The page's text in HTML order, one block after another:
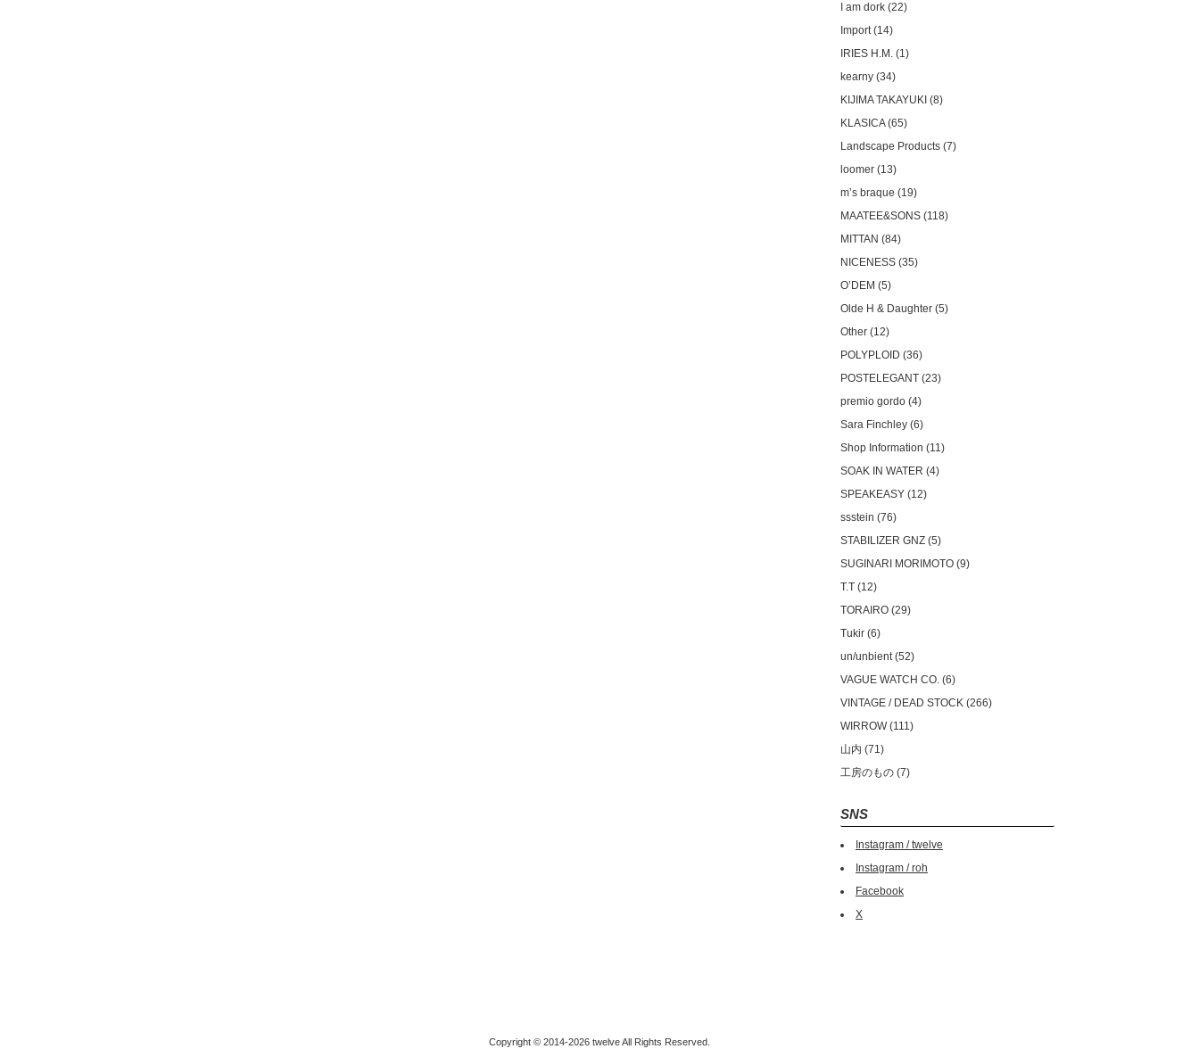
I am dork 22
Import 14
IRIES H.M. 1
kearny 34
KIJIMA TAKAYUKI
8
KLASICA 65
Landscape Products 7
loomer 13
m’s braque
19
MAATEE&SONS 118
MITTAN
84
NICENESS 35
O’DEM
5
Olde H & Daughter 5
Other 12
POLYPLOID 36
POSTELEGANT 23
premio gordo 4
Sara Finchley 6
Shop Information
11
SOAK IN WATER 4
SPEAKEASY 12
ssstein 76
STABILIZER GNZ 5
SUGINARI MORIMOTO 9
T.T 12
TORAIRO 29
Tukir 6
un/unbient 52
VAGUE WATCH CO. 6
VINTAGE / DEAD STOCK 266
WIRROW 111
山内 71
工房のもの 7
SNS
Instagram / twelve
Instagram / roh
Facebook
X
Copyright © 2014-2026 twelve All Rights Reserved.